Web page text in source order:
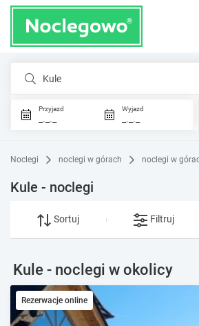
Kule
Przyjazd
_._._
Wyjazd
_._._
Noclegi noclegi w górach noclegi w
Kule - noclegi
Sortuj Filtruj
Kule - noclegi w okolicy
Rezerwacje online